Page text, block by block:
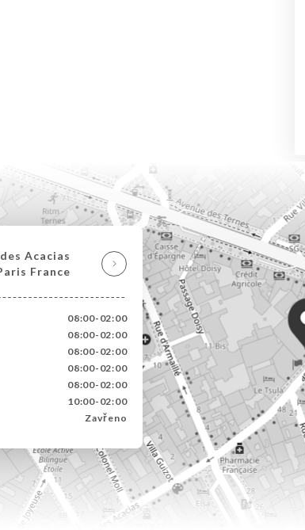
Acacias
France
08:00-02:00
08:00-02:00
08:00-02:00
08:00-02:00
08:00-02:00
10:00-02:00
Zavřeno